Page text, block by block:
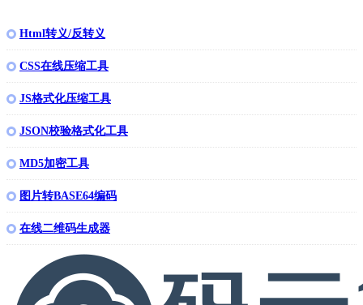
Html转义/反转义
CSS在线压缩工具
JS格式化压缩工具
JSON校验格式化工具
MD5加密工具
图片转BASE64编码
在线二维码生成器